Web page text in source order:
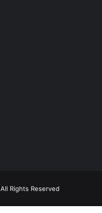
All Rights Reserved